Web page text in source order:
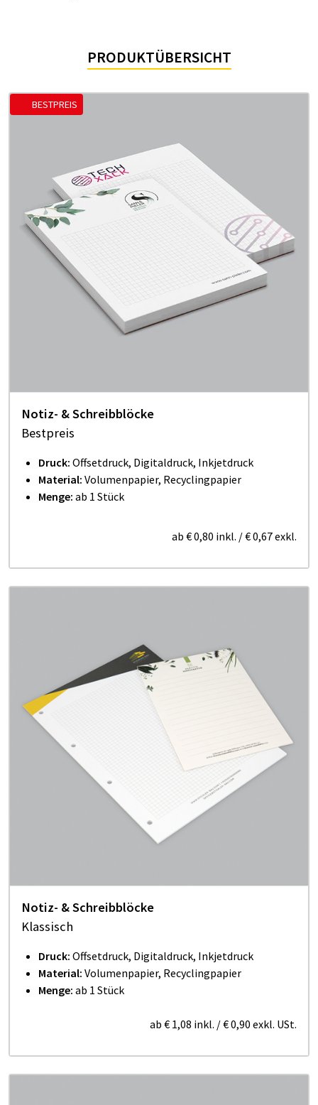
PRODUKTÜBERSICHT
BESTPREIS
Notiz- & Schreibblöcke
Bestpreis
Druck: Offsetdruck, Digitaldruck, Inkjetdruck
Material: Volumenpapier, Recyclingpapier
Menge: ab 1 Stück
ab € 0,80 inkl. /€ 0,67exkl.
Notiz- & Schreibblöcke
Klassisch
Druck: Offsetdruck, Digitaldruck, Inkjetdruck
Material: Volumenpapier, Recyclingpapier
Menge: ab 1 Stück
ab € 1,08 inkl. /€ 0,90 exkl. USt.